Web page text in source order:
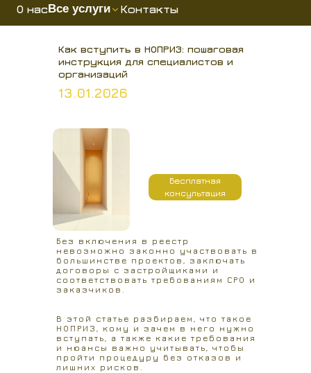
О насВсе услуги Контакты
Без включения в реестр
невозможно законно участвовать в
большинстве проектов, заключать
договоры с застройщиками и
соответствовать требованиям СРО и
заказчиков.
В этой статье разбираем, что такое
НОПРИЗ, кому и зачем в него нужно
вступать, а также какие требования
и нюансы важно учитывать, чтобы
пройти процедуру без отказов и
лишних рисков.
Как вступить в НОПРИЗ: пошаговая
инструкция для специалистов и
организаций
13.01.2026
Бесплатная
консультация